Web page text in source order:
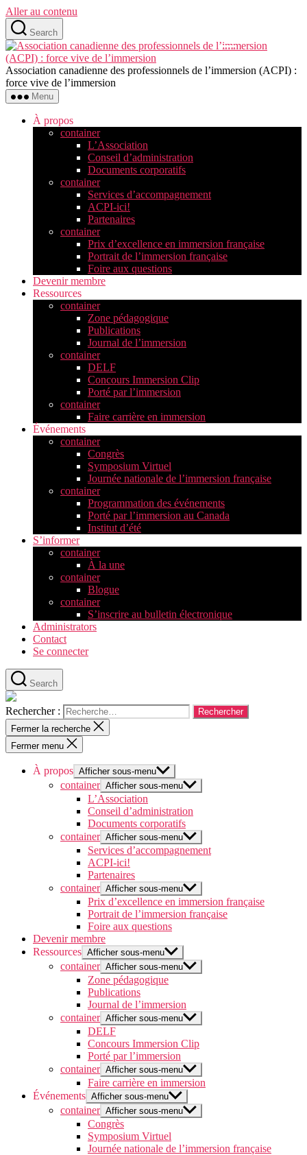
Aller au contenu
Search
Association canadienne des professionnels de l’immersion (ACPI) :
force vive de l’immersion
Menu
À propos
container
L’Association
Conseil d’administration
Documents corporatifs
container
Services d’accompagnement
ACPI-ici!
Partenaires
container
Prix d’excellence en immersion française
Portrait de l’immersion française
Foire aux questions
Devenir membre
Ressources
container
Zone pédagogique
Publications
Journal de l’immersion
container
DELF
Concours Immersion Clip
Porté par l’immersion
container
Faire carrière en immersion
Événements
container
Congrès
Symposium Virtuel
Journée nationale de l’immersion française
container
Programmation des événements
Porté par l’immersion au Canada
Institut d’été
S’informer
container
À la une
container
Blogue
container
S’inscrire au bulletin électronique
Administrators
Contact
Se connecter
Search
Rechercher :
Fermer la recherche
Fermer menu
À propos Afficher sous-menu
container Afficher sous-menu
L’Association
Conseil d’administration
Documents corporatifs
container Afficher sous-menu
Services d’accompagnement
ACPI-ici!
Partenaires
container Afficher sous-menu
Prix d’excellence en immersion française
Portrait de l’immersion française
Foire aux questions
Devenir membre
Ressources Afficher sous-menu
container Afficher sous-menu
Zone pédagogique
Publications
Journal de l’immersion
container Afficher sous-menu
DELF
Concours Immersion Clip
Porté par l’immersion
container Afficher sous-menu
Faire carrière en immersion
Événements Afficher sous-menu
container Afficher sous-menu
Congrès
Symposium Virtuel
Journée nationale de l’immersion française